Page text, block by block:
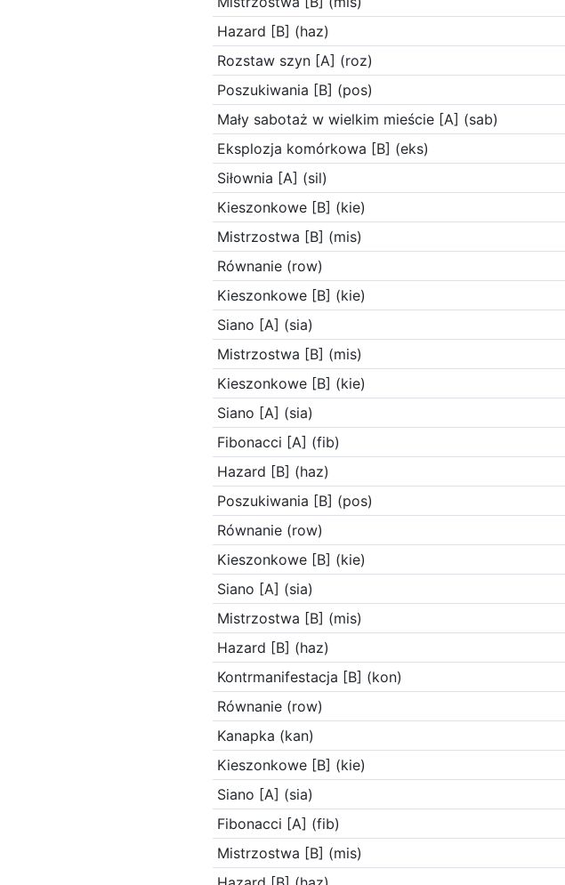
Hazard [B] (haz)
Rozstaw szyn [A] (roz)
Poszukiwania [B] (pos)
Mały sabotaż w wielkim mieście [A] (sab)
Eksplozja komórkowa [B] (eks)
Siłownia [A] (sil)
Kieszonkowe [B] (kie)
Mistrzostwa [B] (mis)
Równanie (row)
Kieszonkowe [B] (kie)
Siano [A] (sia)
Mistrzostwa [B] (mis)
Kieszonkowe [B] (kie)
Siano [A] (sia)
Fibonacci [A] (fib)
Hazard [B] (haz)
Poszukiwania [B] (pos)
Równanie (row)
Kieszonkowe [B] (kie)
Siano [A] (sia)
Mistrzostwa [B] (mis)
Hazard [B] (haz)
Kontrmanifestacja [B] (kon)
Równanie (row)
Kanapka (kan)
Kieszonkowe [B] (kie)
Siano [A] (sia)
Fibonacci [A] (fib)
Mistrzostwa [B] (mis)